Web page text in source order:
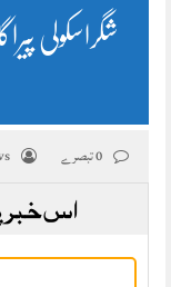
شگراسکولی
اس خبر